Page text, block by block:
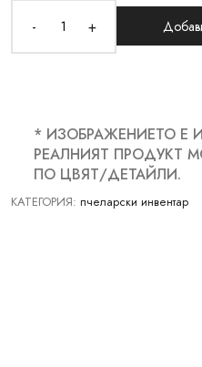
- +
* ИЗОБРАЖЕНИЕТО Е
РЕАЛНИЯТ ПРОДУКТ
ПО ЦВЯТ/ДЕТАЙЛИ.
КАТЕГОРИЯ: пчеларски инвентар